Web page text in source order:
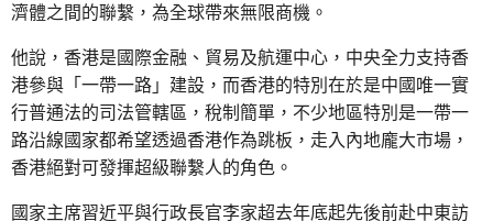
濟體之間的聯繫，為全球帶來無限商機。
他說，香港是國際金融、貿易及航運中心，中央全力支持香
港參與「一帶一路」建設，而香港的特別在於是中國唯一實
行普通法的司法管轄區，稅制簡單，不少地區特別是一帶一
路沿線國家都希望透過香港作為跳板，走入內地龐大市場，
香港絕對可發揮超級聯繫人的角色。
國家主席習近平與行政長官李家超去年底起先後前赴中東訪